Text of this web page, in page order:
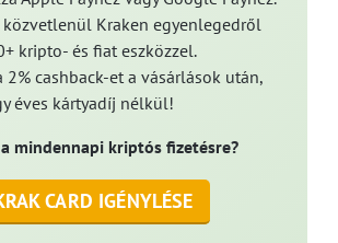
közvetlenül Kraken egyenlegedről
kripto- és fiat eszközzel.
2% cashback-et a vásárlások után,
éves kártyadíj nélkül!
mindennapi kriptós fizetésre?
CARD IGÉNYLÉSE